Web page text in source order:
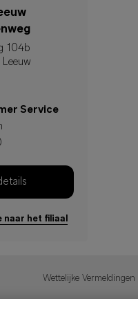
104b
Service
naar het filiaal
Wettelijke Vermeldingen